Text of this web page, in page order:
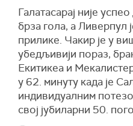
Галатасарај није
брза гола, а Ливерпул
прилике. Чакир је у
убедљивији пораз,
Екитикеа и
у 62. минуту када је
индивидуалним
свој јубиларни 50.